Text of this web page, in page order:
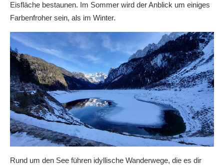
Eisfläche bestaunen. Im Sommer wird der Anblick um einiges
Farbenfroher sein, als im Winter.
Rund um den See führen idyllische Wanderwege, die es dir